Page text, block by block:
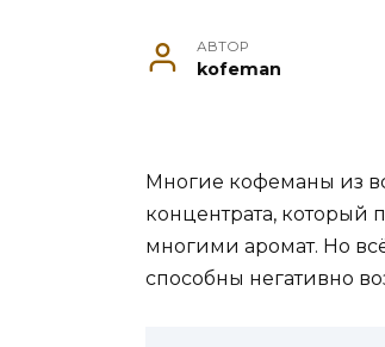
АВТОР
kofeman
Многие кофеманы из
концентрата, который
многими аромат. Но
способны негативно